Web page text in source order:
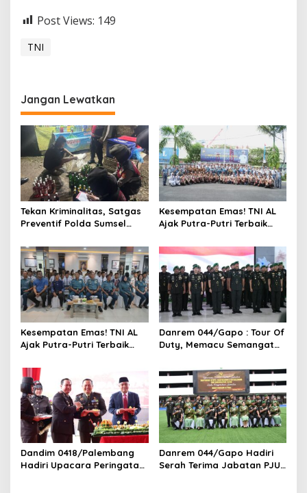
Post Views: 149
TNI
Jangan Lewatkan
Tekan Kriminalitas, Satgas
Preventif Polda Sumsel
Ilegal
Kesempatan Emas! TNI AL
Ajak Putra-Putri Terbaik
Palembang
Kesempatan Emas! TNI AL
Ajak Putra-Putri Terbaik
Palembang
Danrem 044/Gapo : Tour Of
Duty, Memacu Semangat
Dandim 0418/Palembang
Hadiri Upacara Peringatan
Danrem 044/Gapo Hadiri
Serah Terima Jabatan PJU